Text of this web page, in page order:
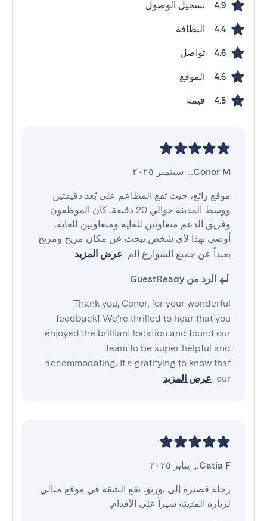
4.9 تسجيل الوصول
4.4 النظافة
4.6 تواصل
4.6 الموقع
4.5 قيمة
Conor M.
, سبتمبر ٢٠٢٥
بعيداً عن جميع الشوارع الم عرض المزيد
الرد من GuestReady
Thank you, Conor, for your wonderful
feedback! We're thrilled to hear that you
enjoyed the brilliant location and found our
team to be super helpful and
accommodating. It's gratifying to know that
our عرض المزيد
Catia F.
, يناير ٢٠٢٥
لزيارة المدينة سيراً على الأقدام.